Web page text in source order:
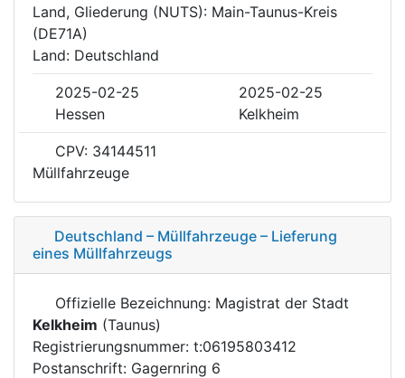
Land, Gliederung (NUTS): Main-Taunus-Kreis
(DE71A)
Land: Deutschland
2025-02-25
2025-02-25
Hessen
Kelkheim
CPV: 34144511
Müllfahrzeuge
Deutschland – Müllfahrzeuge – Lieferung
eines Müllfahrzeugs
Offizielle Bezeichnung: Magistrat der Stadt
Kelkheim (Taunus)
Registrierungsnummer: t:06195803412
Postanschrift: Gagernring 6